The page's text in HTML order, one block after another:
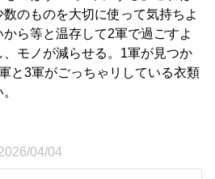
のものを大切に使って気持ちよ
から等と温存して2軍で過ごすよ
、モノが減らせる。1軍が見つか
と3軍がごっちゃリしている衣類
04/04